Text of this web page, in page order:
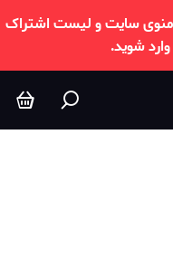
منوی سایت و لیست اشتراک
شوید.